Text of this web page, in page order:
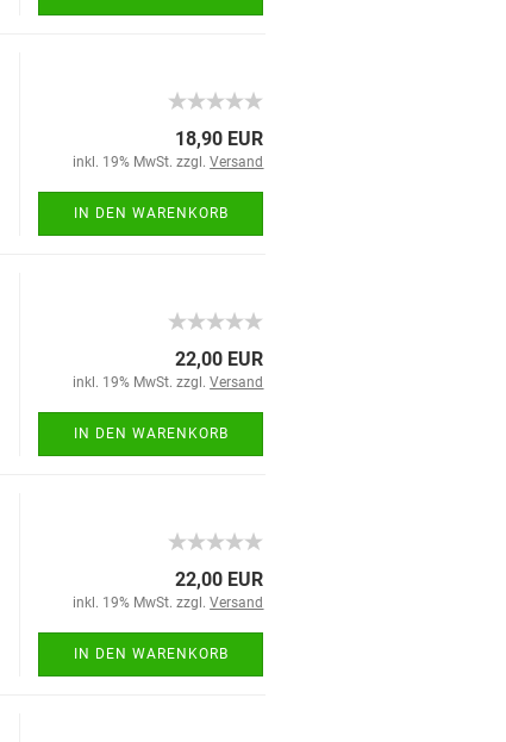
18,90 EUR
inkl. 19% MwSt. zzgl.Versand
IN DEN WARENKORB
22,00 EUR
inkl. 19% MwSt. zzgl.Versand
IN DEN WARENKORB
22,00 EUR
inkl. 19% MwSt. zzgl.Versand
IN DEN WARENKORB